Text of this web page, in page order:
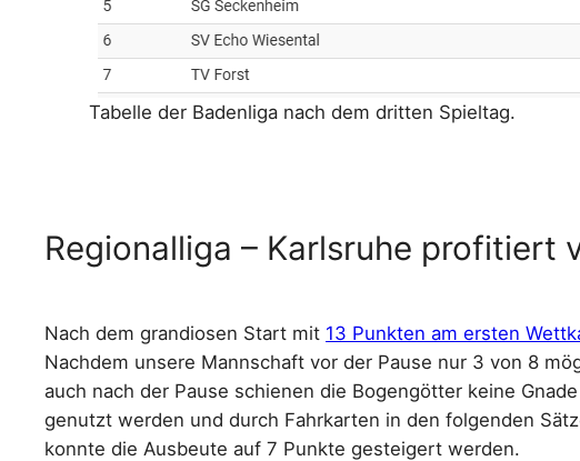
Tabelle der Badenliga nach dem dritten Spieltag.
Regionalliga – Karlsruhe profitiert
Nach dem grandiosen Start mit 13 Punkten am ersten
Nachdem unsere Mannschaft vor der Pause nur 3 von 8
auch nach der Pause schienen die Bogengötter keine
genutzt werden und durch Fahrkarten in den folgenden
konnte die Ausbeute auf 7 Punkte gesteigert werden.